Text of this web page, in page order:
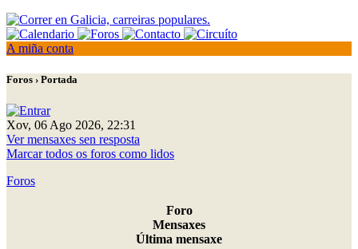
A miña conta
Foros › Portada
Xov, 06 Ago 2026, 22:31
Ver mensaxes sen resposta
Marcar todos os foros como lidos
Foros
Foro
Mensaxes
Última mensaxe